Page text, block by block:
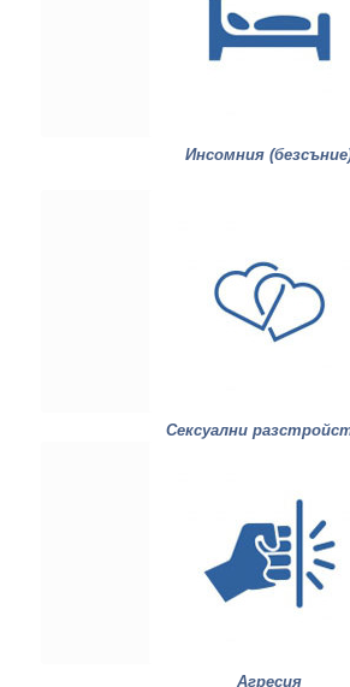
Инсомния
Сексуални
Aгресия